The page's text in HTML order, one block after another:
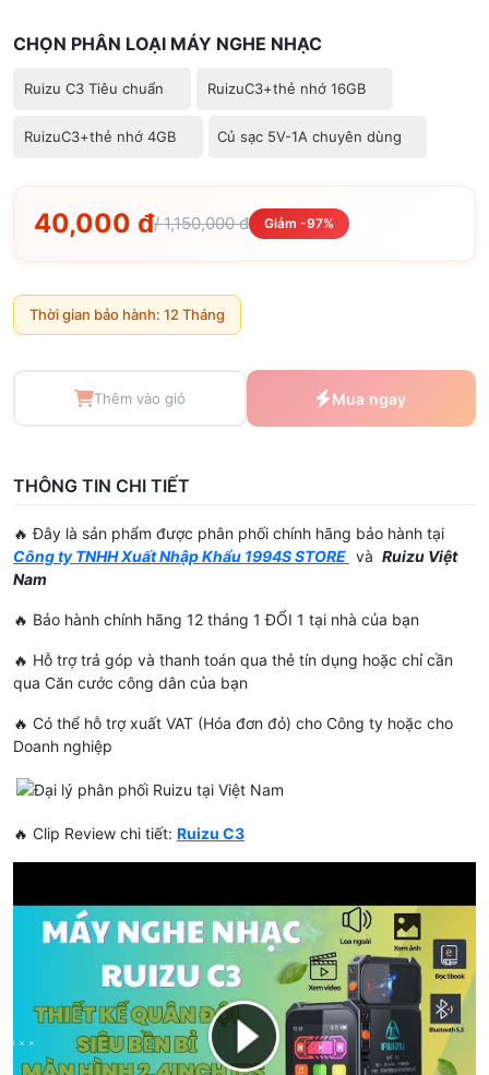
CHỌN PHÂN LOẠI MÁY NGHE NHẠC
Ruizu C3 Tiêu chuẩn RuizuC3+thẻ nhớ 16GB
RuizuC3+thẻ nhớ 4GB Củ sạc 5V-1A chuyên dùng
40,000 đ/ 1,150,000 đ Giảm -97%
Thời gian bảo hành: 12 Tháng
Thêm vào giỏ Mua ngay
THÔNG TIN CHI TIẾT
🔥 Đây là sản phẩm được phân phối chính hãng bảo hành tại
Công ty TNHH Xuất Nhập Khẩu 1994S STORE và Ruizu Việt
Nam
🔥 Bảo hành chính hãng 12 tháng 1 ĐỔI 1 tại nhà của bạn
🔥 Hỗ trợ trả góp và thanh toán qua thẻ tín dụng hoặc chỉ cần
qua Căn cước công dân của bạn
🔥 Có thể hỗ trợ xuất VAT (Hóa đơn đỏ) cho Công ty hoặc cho
Doanh nghiệp
🔥 Clip Review chi tiết: Ruizu C3